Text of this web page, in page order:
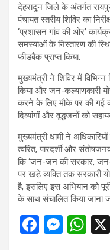
देहरादून जिले के अंतर्गत
पंचायत स्तरीय शिविर का
‘प्रशासन गांव की ओर’
समस्याओं के निस्तारण की
फीडबैक प्राप्त किया.
मुख्यमंत्री ने शिविर में विभिन्न
किया और जन-कल्याणकारी
करने के लिए मौके पर की गई
दिव्यांगों और वृद्धजनों को
मुख्यमंत्री धामी ने
त्वरित, पारदर्शी और
कि ‘जन-जन की सरकार, जन-
पर खड़े व्यक्ति तक सरकारी
है, इसलिए इस अभियान को
के साथ संचालित किया जाना
F
M W